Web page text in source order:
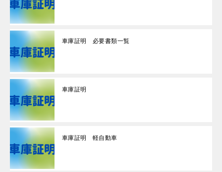
車庫証明 必要書類一覧
車庫証明
車庫証明 軽自動車